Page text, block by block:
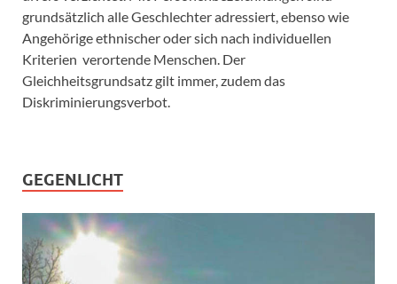
grundsätzlich alle Geschlechter adressiert, ebenso wie
Angehörige ethnischer oder sich nach individuellen
Kriterien verortende Menschen. Der
Gleichheitsgrundsatz gilt immer, zudem das
Diskriminierungsverbot.
GEGENLICHT